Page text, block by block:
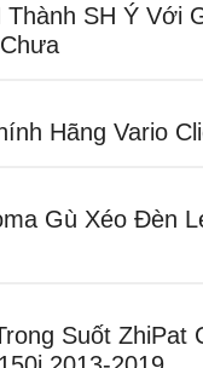
Thành SH Ý Với
Hãng Vario
Gù Xéo Đèn
Suốt ZhiPat